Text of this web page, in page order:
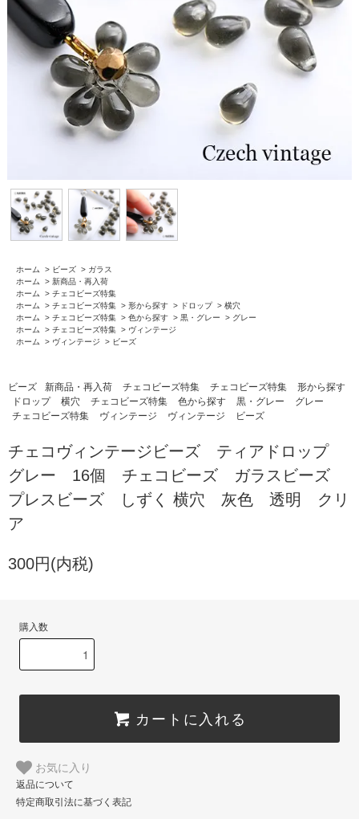
ホーム > ビーズ > ガラス
ホーム
> 新商品・再入荷
ホーム
> チェコビーズ特集
ホーム
> チェコビーズ特集 > 形から探す > ドロップ > 横穴
ホーム
> チェコビーズ特集 > 色から探す > 黒・グレー > グレー
ホーム
> チェコビーズ特集 > ヴィンテージ
ホーム
> ヴィンテージ > ビーズ
ビーズ 新商品・再入荷 チェコビーズ特集 チェコビーズ特集
形から探す
ドロップ
横穴 チェコビーズ特集 色から探す 黒・グレー
グレー
チェコビーズ特集
ヴィンテージ ヴィンテージ ビーズ
チェコヴィンテージビーズ ティアドロップ
グレー 16個 チェコビーズ ガラスビーズ
プレスビーズ しずく 横穴 灰色 透明 クリ
ア
300円(内税)
購入数
カートに入れる
お気に入り
返品について
特定商取引法に基づく表記